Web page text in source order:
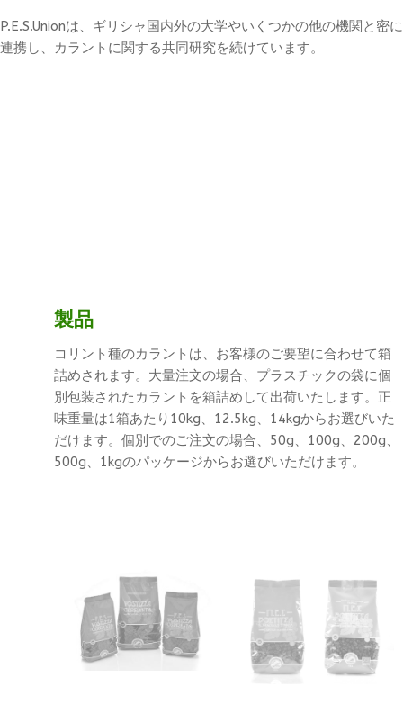
P.E.S.Unionは、ギリシャ国内外の大学やいくつかの他の機関と密に
連携し、カラントに関する共同研究を続けています。
製品
コリント種のカラントは、お客様のご要望に合わせて箱
詰めされます。大量注文の場合、プラスチックの袋に個
別包装されたカラントを箱詰めして出荷いたします。正
味重量は1箱あたり10kg、12.5kg、14kgからお選びいた
だけます。個別でのご注文の場合、50g、100g、200g、
500g、1kgのパッケージからお選びいただけます。